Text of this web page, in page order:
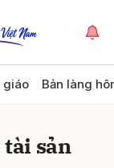
giáo Bản làng
sản